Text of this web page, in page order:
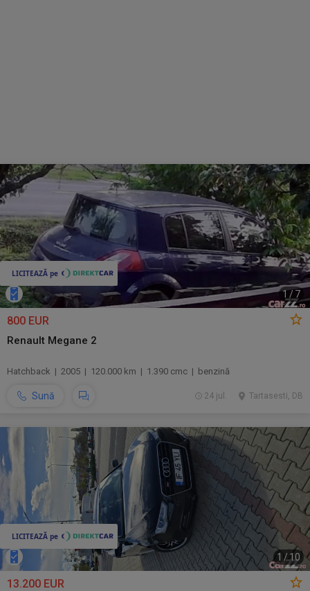
1 / 7
800 EUR
Renault Megane 2
Hatchback | 2005 | 120.000 km | 1.390 cmc | benzină
Sună Tartasesti, DB
24 jul.
1 /10
13.200 EUR